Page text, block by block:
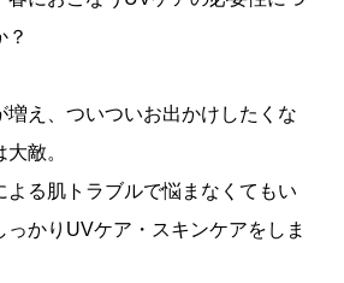
？
増え、ついついお出かけしたくな
敵。
よる肌トラブルで悩まなくてもい
っかりUVケア・スキンケアをしま